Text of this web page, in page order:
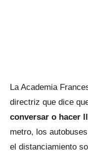
La Academia
directriz que dice
conversar o hacer
metro, los
el distanciamiento